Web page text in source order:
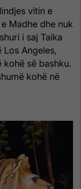
vitin e
Madhe dhe nuk
i saj Taika
Los Angeles,
kohë së bashku.
kohë në